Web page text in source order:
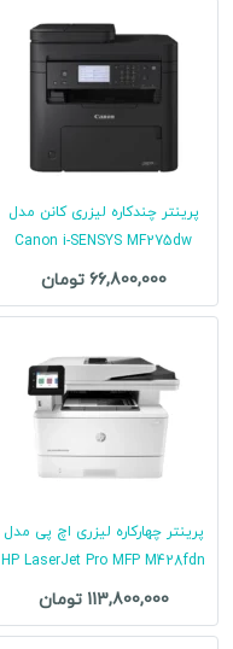
پرینتر چندکاره لیزری کانن مدل
Canon i-SENSYS MF275dw
66,800,000 تومان
پرینتر چهارکاره لیزری اچ پی مدل
HP LaserJet Pro MFP M428fdn
113,800,000 تومان